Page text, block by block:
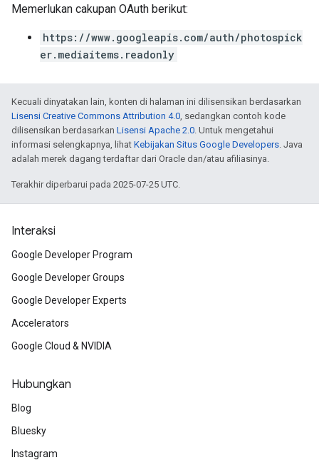
Memerlukan cakupan OAuth berikut:
https://www.googleapis.com/auth/photospick
er.mediaitems.readonly
Kecuali dinyatakan lain, konten di halaman ini dilisensikan berdasarkan
Lisensi Creative Commons Attribution 4.0, sedangkan contoh kode
dilisensikan berdasarkan Lisensi Apache 2.0. Untuk mengetahui
informasi selengkapnya, lihat Kebijakan Situs Google Developers. Java
adalah merek dagang terdaftar dari Oracle dan/atau afiliasinya.
Terakhir diperbarui pada 2025-07-25 UTC.
Interaksi
Google Developer Program
Google Developer Groups
Google Developer Experts
Accelerators
Google Cloud & NVIDIA
Hubungkan
Blog
Bluesky
Instagram